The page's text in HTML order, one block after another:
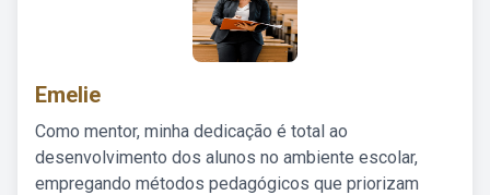
Emelie
Como mentor, minha dedicação é total ao
desenvolvimento dos alunos no ambiente escolar,
empregando métodos pedagógicos que priorizam